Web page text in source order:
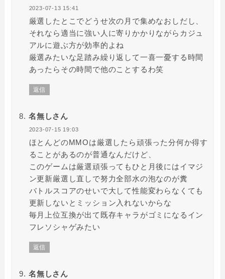
2023-07-13 15:41
厳選したとこでどうせ次の月で集めなおしだし、
それなら適当に強い人に寄りかかりながらカジュ
アルに遊ぶ方が効率的よね
厳選みたいな足踏み繰り返して一喜一憂する時間
あったらその時間で他のことするわ笑
返信
名無しさん
2023-07-15 19:03
ほとんどのMMOは厳選したら頑張った分何か得す
ることがあるのが普通なんだけど、
このゲームは厳選頑張ってもひと月後にはイマジ
ン更新厳選し直しで努力全部水の泡なのが糞
バトルスコアのせいで大して性能変わらなくても
更新しないとミッション入れないからな
毎月上位互換が出て既存キャラがゴミになるイン
フレソシャゲみたい
返信
名無しさん